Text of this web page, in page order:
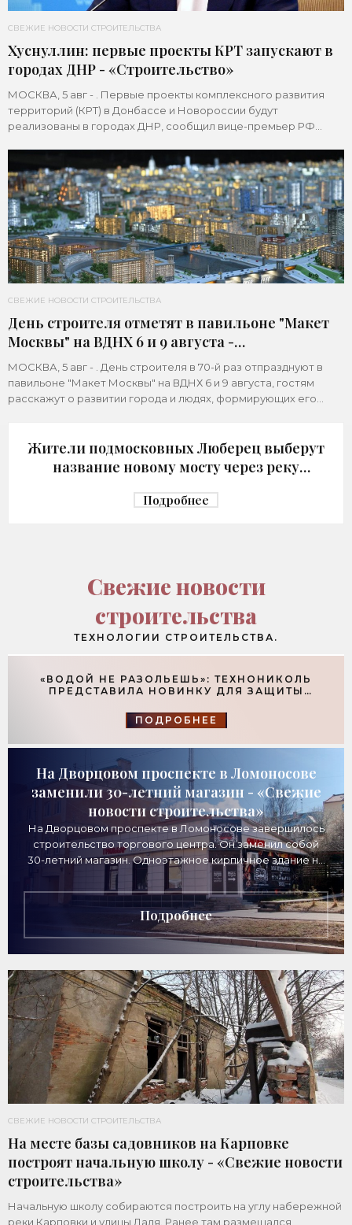
СВЕЖИЕ НОВОСТИ СТРОИТЕЛЬСТВА
Хуснуллин: первые проекты КРТ запускают в
городах ДНР - «Строительство»
МОСКВА, 5 авг - . Первые проекты комплексного развития
территорий (КРТ) в Донбассе и Новороссии будут
реализованы в городах ДНР, сообщил вице-премьер РФ
СВЕЖИЕ НОВОСТИ СТРОИТЕЛЬСТВА
День строителя отметят в павильоне "Макет
Москвы" на ВДНХ 6 и 9 августа -
«Строительство»
МОСКВА, 5 авг - . День строителя в 70-й раз отпразднуют в
павильоне "Макет Москвы" на ВДНХ 6 и 9 августа, гостям
расскажут о развитии города и людях, формирующих его
Жители подмосковных Люберец выберут
название новому мосту через реку
Подробнее
Свежие новости
строительства
ТЕХНОЛОГИИ СТРОИТЕЛЬСТВА.
«ВОДОЙ НЕ РАЗОЛЬЕШЬ»: ТЕХНОНИКОЛЬ
ПРЕДСТАВИЛА НОВИНКУ ДЛЯ ЗАЩИТЫ
СТРОИТЕЛЬСТВА»
ПОДРОБНЕЕ
На Дворцовом проспекте в Ломоносове
заменили 30-летний магазин - «Свежие
новости строительства»
На Дворцовом проспекте в Ломоносове завершилось
строительство торгового центра. Он заменил собой
30-летний магазин. Одноэтажное кирпичное здание на
Дворцовом проспекте, 16а, было построено
Подробнее
СВЕЖИЕ НОВОСТИ СТРОИТЕЛЬСТВА
На месте базы садовников на Карповке
построят начальную школу - «Свежие новости
строительства»
Начальную школу собираются построить на углу набережной
реки Карповки и улицы Даля. Ранее там размещался